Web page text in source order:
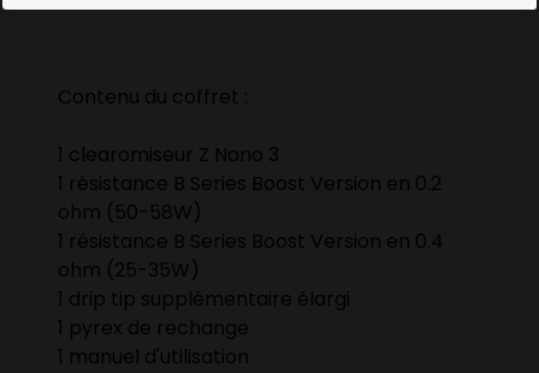
Contenu du coffret :
1 clearomiseur Z Nano 3
1 résistance B Series Boost Version en 0.2
ohm (50-58W)
1 résistance B Series Boost Version en 0.4
ohm (25-35W)
1 drip tip supplémentaire élargi
1 pyrex de rechange
1 manuel d'utilisation